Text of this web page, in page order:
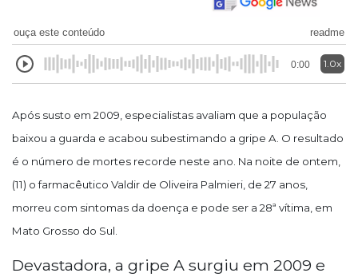
ouça este conteúdo readme
0:00 1.0x
Após susto em 2009, especialistas avaliam que a população
baixou a guarda e acabou subestimando a gripe A. O resultado
é o número de mortes recorde neste ano. Na noite de ontem,
(11) o farmacêutico Valdir de Oliveira Palmieri, de 27 anos,
morreu com sintomas da doença e pode ser a 28ª vítima, em
Mato Grosso do Sul.
Devastadora, a gripe A surgiu em 2009 e